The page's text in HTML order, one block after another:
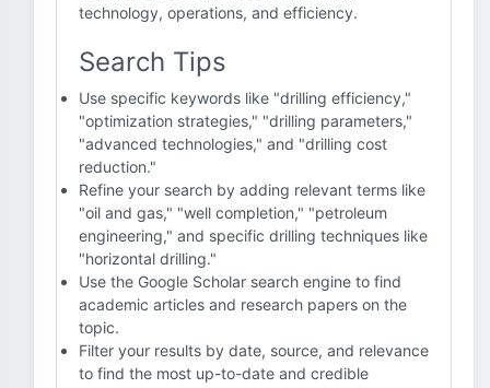
technology, operations, and efficiency.
Search Tips
Use specific keywords like "drilling efficiency,"
"optimization strategies," "drilling parameters,"
"advanced technologies," and "drilling cost
reduction."
Refine your search by adding relevant terms like
"oil and gas," "well completion," "petroleum
engineering," and specific drilling techniques like
"horizontal drilling."
Use the Google Scholar search engine to find
academic articles and research papers on the
topic.
Filter your results by date, source, and relevance
to find the most up-to-date and credible